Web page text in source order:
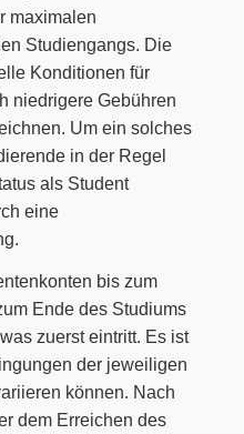
maximalen
Studiengangs. Die
Konditionen für
niedrigere Gebühren
Um ein solches
in der Regel
als Student
eine
bis zum
Ende des Studiums
zuerst eintritt. Es ist
der jeweiligen
können. Nach
dem Erreichen des